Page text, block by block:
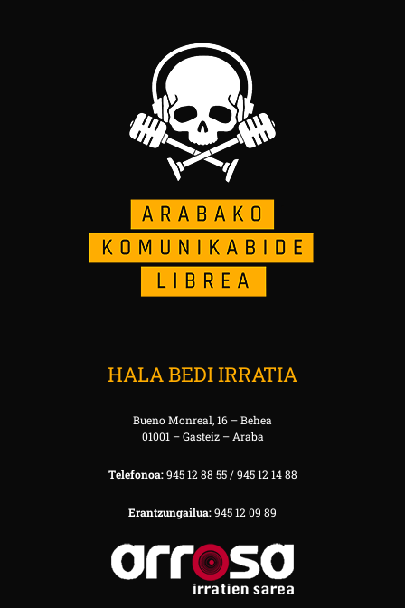
HALA BEDI IRRATIA
Bueno Monreal, 16 – Behea
01001 – Gasteiz – Araba
Telefonoa:945 12 88 55 / 945 12 14 88
Erantzungailua:945 12 09 89